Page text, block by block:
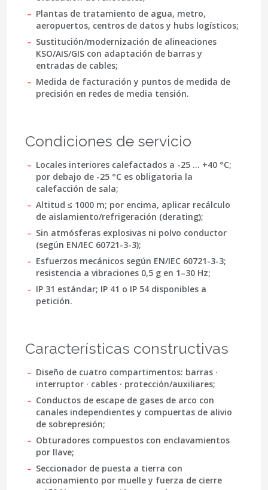
Plantas de tratamiento de agua, metro,
aeropuertos, centros de datos y hubs logísticos;
Sustitución/modernización de alineaciones
KSO/AIS/GIS con adaptación de barras y
entradas de cables;
Medida de facturación y puntos de medida de
precisión en redes de media tensión.
Condiciones de servicio
Locales interiores calefactados a -25 … +40 °C;
por debajo de -25 °C es obligatoria la
calefacción de sala;
Altitud ≤ 1000 m; por encima, aplicar recálculo
de aislamiento/refrigeración (derating);
Sin atmósferas explosivas ni polvo conductor
(según EN/IEC 60721-3-3);
Esfuerzos mecánicos según EN/IEC 60721-3-3;
resistencia a vibraciones 0,5 g en 1–30 Hz;
IP 31 estándar; IP 41 o IP 54 disponibles a
petición.
Características constructivas
Diseño de cuatro compartimentos: barras ·
interruptor · cables · protección/auxiliares;
Conductos de escape de gases de arco con
canales independientes y compuertas de alivio
de sobrepresión;
Obturadores compuestos con enclavamientos
por llave;
Seccionador de puesta a tierra con
accionamiento por muelle y fuerza de cierre